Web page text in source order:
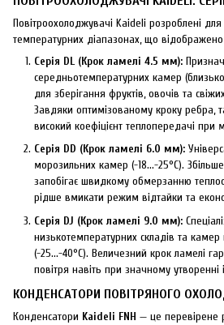
Повітроохолоджувачі Kaideli розроблені
температурних діапазонах, що
Серія DL (Крок ламелі 4.5 мм):
середньотемпературних камер
для зберігання фруктів, овочів та
Завдяки оптимізованому кроку ребра,
високий коефіцієнт теплопередачі при
Серія DD (Крок ламелі 6.0 мм):
морозильних камер (-18...-25°C).
запобігає швидкому обмерзанню
рідше вмикати режим відтайки та
Серія DJ (Крок ламелі 9.0 мм):
низькотемпературних складів та
(-25...-40°C). Величезний крок ламелі
повітря навіть при значному утворенні
КОНДЕНСАТОРИ ПОВІТРЯНОГО
Конденсатори Kaideli FNH — це перевірене